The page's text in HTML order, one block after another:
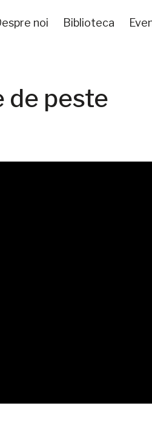
noi Biblioteca
de peste